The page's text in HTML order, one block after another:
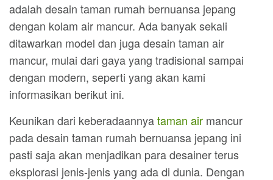
adalah desain taman rumah bernuansa jepang
dengan kolam air mancur. Ada banyak sekali
ditawarkan model dan juga desain taman air
mancur, mulai dari gaya yang tradisional sampai
dengan modern, seperti yang akan kami
informasikan berikut ini.
Keunikan dari keberadaannyataman air mancur
pada desain taman rumah bernuansa jepang ini
pasti saja akan menjadikan para desainer terus
eksplorasi jenis-jenis yang ada di dunia. Dengan